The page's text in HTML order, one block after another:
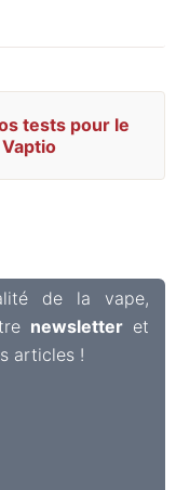
tests pour le
de la vape,
newsletteret
articles !